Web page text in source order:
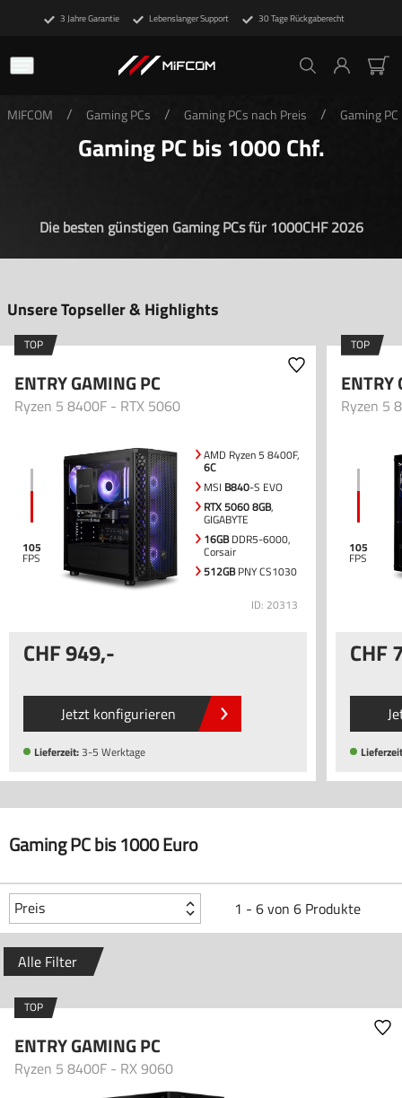
3 Jahre Garantie Lebenslanger Support 30 Tage Rückgaberecht
MIFCOM / Gaming PCs / Gaming PCs nach Preis / Gaming
Gaming PC bis 1000 Chf.
Die besten günstigen Gaming PCs für 1000CHF 2026
Unsere Topseller & Highlights
TOP
ENTRY GAMING PC
Ryzen 5 8400F - RTX 5060
105
AMD Ryzen 5 8400F,
6C
MSI B840-S EVO
RTX 5060 8GB,
GIGABYTE
16GBDDR5-6000,
Corsair
512GBPNY CS1030
ID: 20313
949,-
Jetzt konfigurieren
Lieferzeit:3-5 Werktage
TOP
ENTRY
Ryzen 5
105
Gaming PC bis 1000 Euro
1 - 6 von 6 Produkte
Preis
Alle Filter
TOP
ENTRY GAMING PC
Ryzen 5 8400F - RX 9060